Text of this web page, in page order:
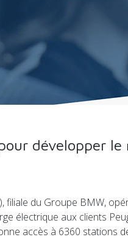
développer
filiale du Groupe BMW,
électrique aux clients
accès à 6360 stations